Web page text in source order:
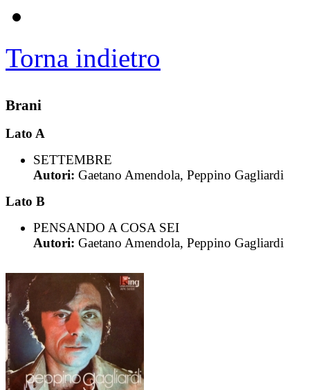
Torna indietro
Brani
Lato A
SETTEMBRE
Autori: Gaetano Amendola, Peppino Gagliardi
Lato B
PENSANDO A COSA SEI
Autori: Gaetano Amendola, Peppino Gagliardi